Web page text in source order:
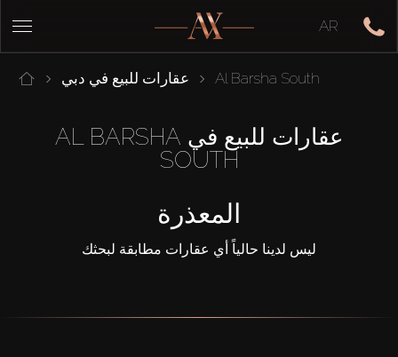
AR
عقارات للبيع في دبي Al Barsha South
عقارات للبيع في AL BARSHA
SOUTH
المعذرة
ليس لدينا حالياً أي عقارات مطابقة لبحثك